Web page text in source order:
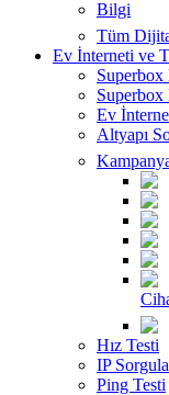
Bilgi
Tüm
Ev İnterneti ve
Superbox
Superbox
Ev
Altyapı
Hız Testi
IP
Ping Testi